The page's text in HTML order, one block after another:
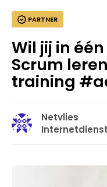
PARTNER
Wil jij in
Scrum
training
Netvlies